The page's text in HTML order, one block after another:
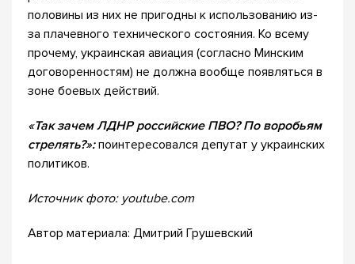
половины из них не пригодны к использованию из-
за плачевного технического состояния. Ко всему
прочему, украинская авиация (согласно Минским
договоренностям) не должна вообще появляться в
зоне боевых действий.
«Так зачем ЛДНР российские ПВО? По воробьям
стрелять?»:поинтересовался депутат у украинских
политиков.
Источник фото: youtube.com
Автор материала: Дмитрий Грушевский